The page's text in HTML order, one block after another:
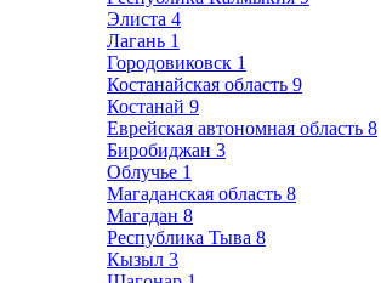
Элиста 4
Лагань 1
Городовиковск 1
Костанайская область 9
Костанай 9
Еврейская автономная область 8
Биробиджан 3
Облучье 1
Магаданская область 8
Магадан 8
Республика Тыва 8
Кызыл 3